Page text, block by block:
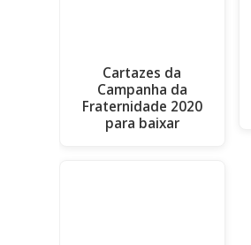
Cartazes da
Campanha da
Fraternidade 2020
para baixar